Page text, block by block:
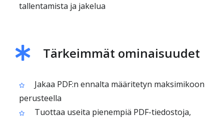
tallentamista ja jakelua
Tärkeimmät ominaisuudet
Jakaa PDF:n ennalta määritetyn maksimikoon
perusteella
Tuottaa useita pienempiä PDF-tiedostoja,